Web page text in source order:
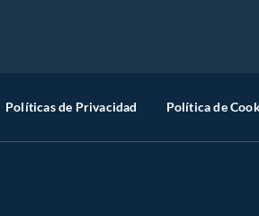
Políticas de Privacidad Política de